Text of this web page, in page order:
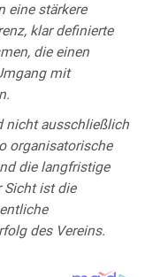
eine stärkere
klar definierte
die einen
mit
nicht ausschließlich
organisatorische
die langfristige
Sicht ist die
des Vereins.